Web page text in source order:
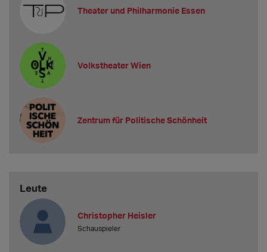
Theater und Philharmonie Essen
Volkstheater Wien
Zentrum für Politische Schönheit
Leute
Christopher Heisler
Schauspieler